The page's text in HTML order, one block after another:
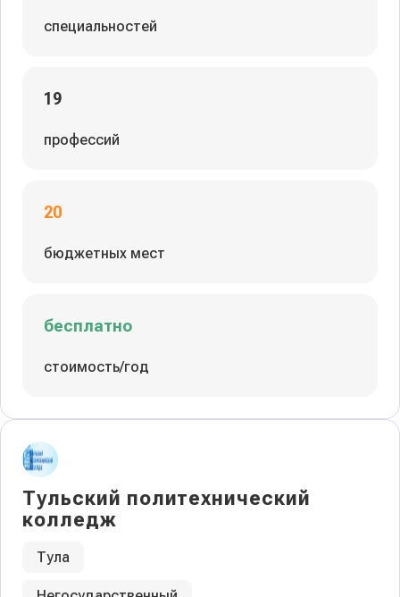
специальностей
19
профессий
20
бюджетных мест
бесплатно
стоимость/год
Тульский политехнический
колледж
Тула